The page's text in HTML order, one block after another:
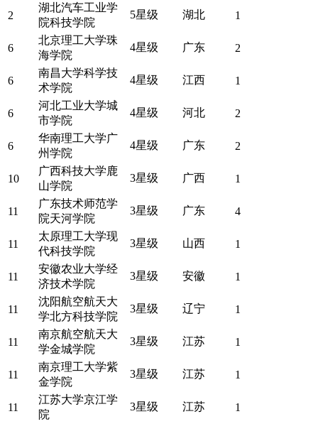
2
湖北汽车工业学
院科技学院
5星级 湖北 1
6
北京理工大学珠
海学院
4星级 广东 2
6
南昌大学科学技
术学院
4星级 江西 1
6
河北工业大学城
市学院
4星级 河北 2
6
华南理工大学广
州学院
4星级 广东 2
10
广西科技大学鹿
山学院
3星级 广西 1
11
广东技术师范学
院天河学院
3星级 广东 4
11
太原理工大学现
代科技学院
3星级 山西 1
11
安徽农业大学经
济技术学院
3星级 安徽 1
11
沈阳航空航天大
学北方科技学院
3星级 辽宁 1
11
南京航空航天大
学金城学院
3星级 江苏 1
11
南京理工大学紫
金学院
3星级 江苏 1
11
江苏大学京江学
院
3星级 江苏 1